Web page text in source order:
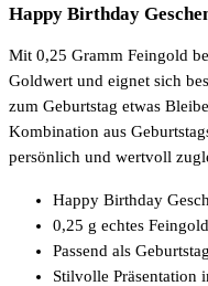
Happy Birthday
Mit 0,25 Gramm Feingold
Goldwert und eignet sich
zum Geburtstag etwas
Kombination aus
persönlich und wertvoll
Happy Birthday
0,25 g echtes Feingold
Passend als
Stilvolle Präsentation